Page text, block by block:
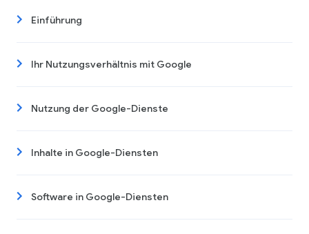
Einführung
Ihr Nutzungsverhältnis mit Google
Nutzung der Google-Dienste
Inhalte in Google-Diensten
Software in Google-Diensten